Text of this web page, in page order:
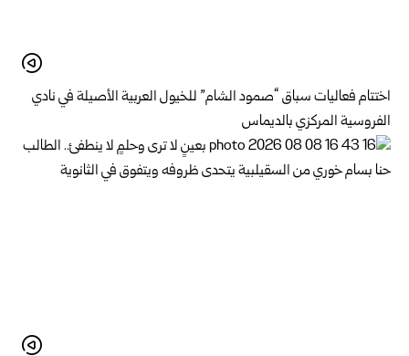
اختتام فعاليات سباق “صمود الشام” للخيول العربية الأصيلة في نادي
الفروسية المركزي بالديماس